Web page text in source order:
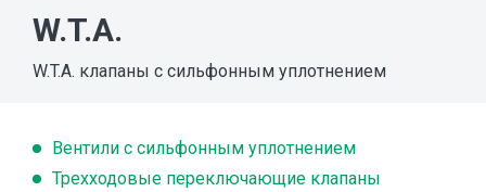
W.T.A.
W.T.A. клапаны с сильфонным уплотнением
Вентили с сильфонным уплотнением
Трехходовые переключающие клапаны